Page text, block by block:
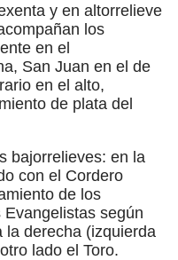
y en altorrelieve
los
en el
San Juan en el de
en el alto,
de plata del
bajorrelieves: en la
con el Cordero
de los
según
la derecha (izquierda
lado el Toro.